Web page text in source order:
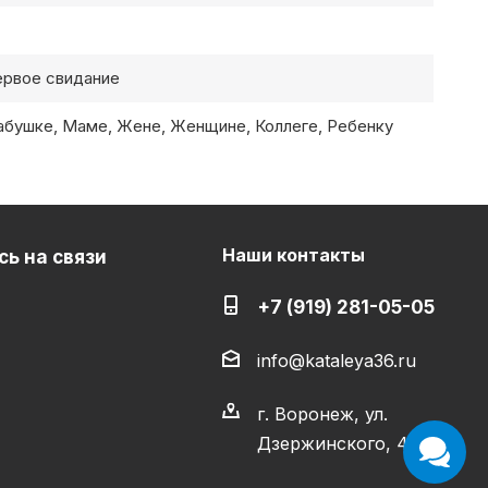
свидание
Маме, Жене, Женщине, Коллеге, Ребенку
на связи Наши контакты
+7 (919) 281-05-05
info@kataleya36.ru
г. Воронеж, ул.
Дзержинского, 4